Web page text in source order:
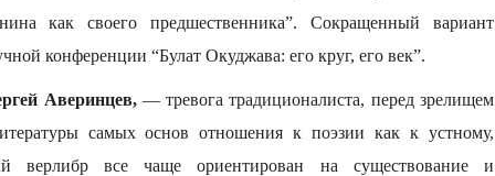
как своего предшественника”. Сокращенный вариант
конференции “Булат Окуджава: его круг, его век”.
Аверинцев,— тревога традиционалиста, перед зрелищем
самых основ отношения к поэзии как к устному,
верлибр все чаще ориентирован на существование и